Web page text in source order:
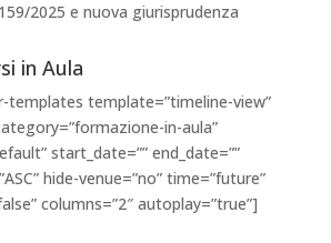
2025 e nuova giurisprudenza
in Aula
templates template=”timeline-view”
in-aula”
start_date=”” end_date=””
hide-venue=”no” time=”future”
columns=”2″ autoplay=”true”]